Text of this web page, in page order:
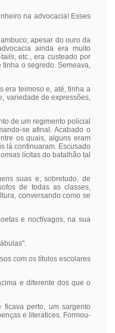
na advocacia! Esses
apesar do ouro da
ainda era muito
etc., era custeado por
o segredo. Semeava,
era teimoso e, até, tinha a
variedade de expressões,
de um regimento policial
se afinal. Acabado o
os quais, alguns eram
lá continuaram. Escusado
lícitas do batalhão tal
suas e, sobretudo, de
de todas as classes,
conversando como se
e noctívagos, na sua
com os títulos escolares
e diferente dos que o
perto, um sargento
e literatices. Formou-